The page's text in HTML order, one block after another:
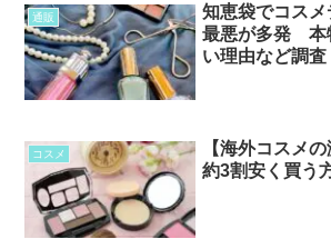
通販
知恵袋でコスメ
最悪が多発 本
い理由など調査
コスメ
【海外コスメ
約3割安く買う